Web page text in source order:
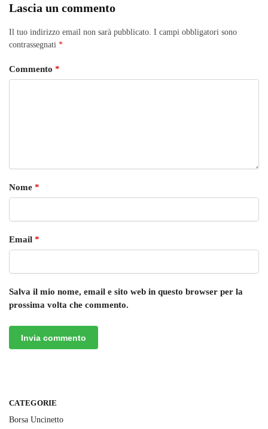
Lascia un commento
Il tuo indirizzo email non sarà pubblicato. I campi obbligatori sono
contrassegnati *
Commento *
Nome *
Email *
Salva il mio nome, email e sito web in questo browser per la
prossima volta che commento.
CATEGORIE
Borsa Uncinetto